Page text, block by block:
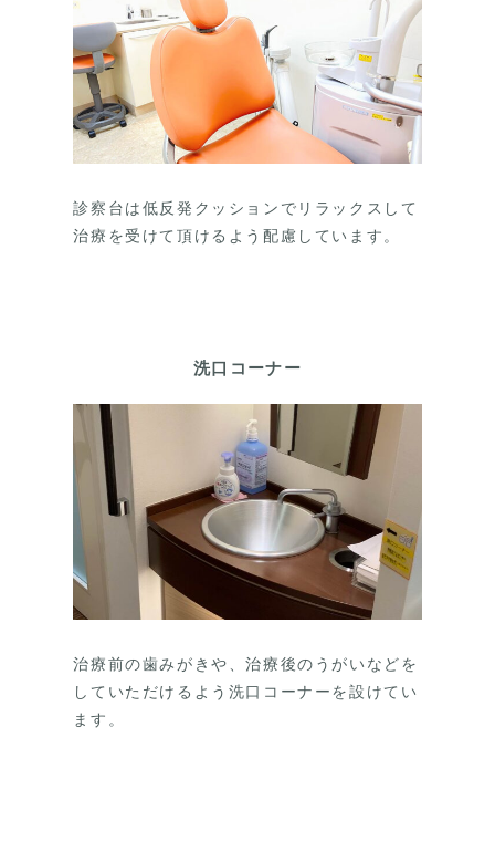
診察台は低反発クッションでリラックスして
治療を受けて頂けるよう配慮しています。
洗口コーナー
治療前の歯みがきや、治療後のうがいなどを
していただけるよう洗口コーナーを設けてい
ます。